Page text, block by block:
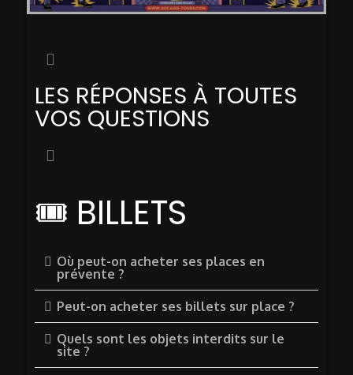
LES RÉPONSES À TOUTES
VOS QUESTIONS
🎟️ BILLETS
Où peut-on acheter ses places en
prévente ?
Peut-on acheter ses billets sur place ?
Quels sont les objets interdits sur le
site ?